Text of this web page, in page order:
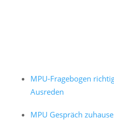
MPU-Fragebogen
Ausreden
MPU Gespräch